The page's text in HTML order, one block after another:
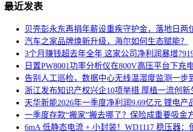
最近发表
贝壳彭永东再捐年薪设重疾守护金，落地日两
汽车之家品牌焕新升级，海尔如何生态赋能？
3个月赚钱超去年全年 这家公司净利润暴增
日置PW8001功率分析仪在800V高压平台下充
告别人工巡检，数据中心无线温湿度监测一步
浙江发布知识产权兴企10项举措 厚植一流创新
天华新能2026年一季度净利润9.69亿元 锂电
一季度存款“搬家”搬去哪了？保险成重要吸金
6mA 低静态电流 + 小封装！WD1117 稳压器